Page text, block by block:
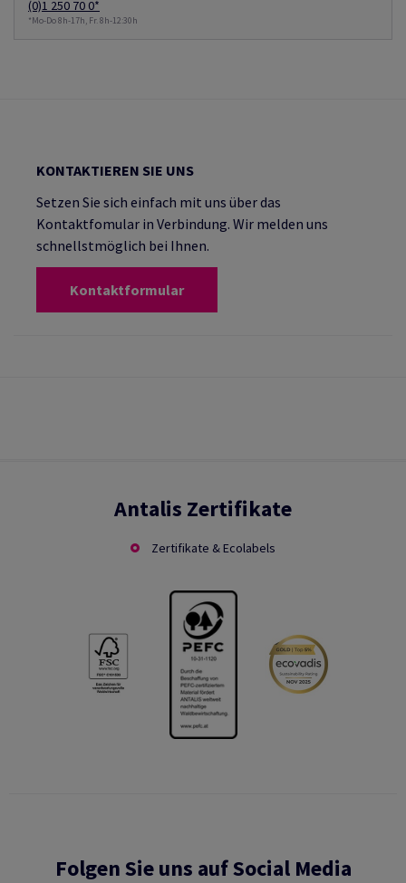
(0)1 250 70 0*
*Mo-Do 8h-17h, Fr. 8h-12:30h
KONTAKTIEREN SIE UNS
Setzen Sie sich einfach mit uns über das
Kontaktfomular in Verbindung. Wir melden uns
schnellstmöglich bei Ihnen.
Kontaktformular
Antalis Zertifikate
Zertifikate & Ecolabels
Folgen Sie uns auf Social Media